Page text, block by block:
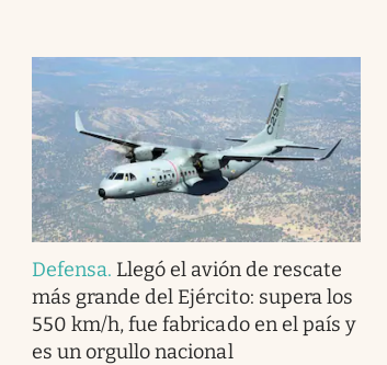
Defensa. Llegó el avión de rescate
más grande del Ejército: supera los
550 km/h, fue fabricado en el país y
es un orgullo nacional